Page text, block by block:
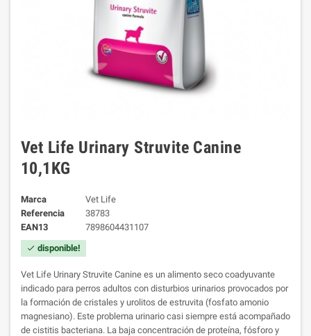
Vet Life Urinary Struvite Canine
10,1KG
Marca
Vet Life
Referencia
38783
EAN13
7898604431107
check disponible!
Vet Life Urinary Struvite Canine es un alimento seco coadyuvante
indicado para perros adultos con disturbios urinarios provocados por
la formación de cristales y urolitos de estruvita (fosfato amonio
magnesiano). Este problema urinario casi siempre está acompañado
de cistitis bacteriana. La baja concentración de proteína, fósforo y